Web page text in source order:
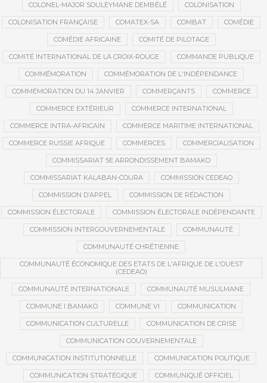
COLONEL-MAJOR SOULEYMANE DEMBÉLÉ COLONISATION
COLONISATION FRANÇAISE COMATEX-SA COMBAT COMÉDIE
COMÉDIE AFRICAINE COMITÉ DE PILOTAGE
COMITÉ INTERNATIONAL DE LA CROIX-ROUGE COMMANDE PUBLIQUE
COMMÉMORATION COMMÉMORATION DE L'INDÉPENDANCE
COMMÉMORATION DU 14 JANVIER COMMERÇANTS COMMERCE
COMMERCE EXTÉRIEUR COMMERCE INTERNATIONAL
COMMERCE INTRA-AFRICAIN COMMERCE MARITIME INTERNATIONAL
COMMERCE RUSSIE AFRIQUE COMMERCES COMMERCIALISATION
COMMISSARIAT 5E ARRONDISSEMENT BAMAKO
COMMISSARIAT KALABAN-COURA COMMISSION CEDEAO
COMMISSION D’APPEL COMMISSION DE RÉDACTION
COMMISSION ÉLECTORALE COMMISSION ÉLECTORALE INDÉPENDANTE
COMMISSION INTERGOUVERNEMENTALE COMMUNAUTÉ
COMMUNAUTÉ CHRÉTIENNE
COMMUNAUTÉ ÉCONOMIQUE DES ETATS DE L'AFRIQUE DE L'OUEST
(CEDEAO)
COMMUNAUTÉ INTERNATIONALE COMMUNAUTÉ MUSULMANE
COMMUNE I BAMAKO COMMUNE VI COMMUNICATION
COMMUNICATION CULTURELLE COMMUNICATION DE CRISE
COMMUNICATION GOUVERNEMENTALE
COMMUNICATION INSTITUTIONNELLE COMMUNICATION POLITIQUE
COMMUNICATION STRATÉGIQUE COMMUNIQUÉ OFFICIEL